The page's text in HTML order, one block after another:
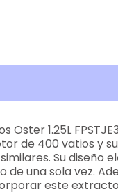
Oster 1.25L
de 400 vatios y
Su diseño
de una sola vez.
este